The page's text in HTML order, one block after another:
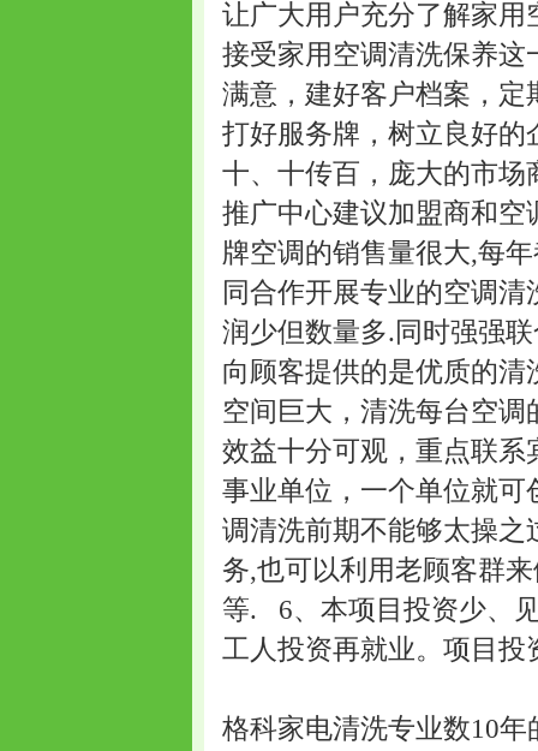
让广大用户充分了解家
接受家用空调清洗保养
满意，建好客户档案，
打好服务牌，树立良好
十、十传百，庞大的市
推广中心建议加盟商和
牌空调的销售量很大,每
同合作开展专业的空调
润少但数量多.同时强强
向顾客提供的是优质的
空间巨大，清洗每台空
效益十分可观，重点联
事业单位，一个单位就
调清洗前期不能够太操
务,也可以利用老顾客群
等. 6、本项目投资少、
工人投资再就业。项目投
格科家电清洗专业数10